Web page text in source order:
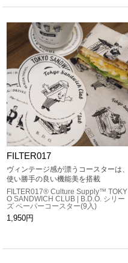
FILTER017
ヴィンテージ感が漂うコースターは、
使い勝手の良い機能美を搭載
FILTER017® Culture Supply™ TOKY
O SANDWICH CLUB | B.D.O. シリー
ズ ペーパーコースター(9入)
1,950円